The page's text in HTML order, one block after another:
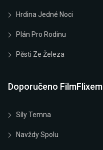
Hrdina Jedné Noci
Plán Pro Rodinu
Pěsti Ze Železa
Doporučeno FilmFlixem
Síly Temna
Navždy Spolu